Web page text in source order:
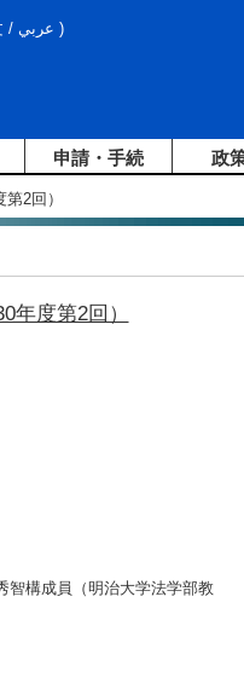
/ عربي )
申請・手続 政
2回）
度第2回）
構成員（明治大学法学部教